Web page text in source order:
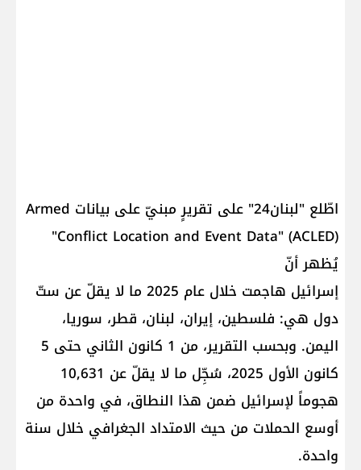
اطّلع "لبنان24" على تقريرٍ مبنيّ على بيانات Armed
Conflict Location and Event Data" (ACLED)"
يُظهر أنّ
إسرائيل هاجمت خلال عام 2025 ما لا يقلّ عن ستّ
دول هي: فلسطين، إيران، لبنان، قطر، سوريا،
اليمن. وبحسب التقرير، من 1 كانون الثاني حتى 5
كانون الأول 2025، سُجِّل ما لا يقلّ عن 10,631
هجوماً لإسرائيل ضمن هذا النطاق، في واحدة من
أوسع الحملات من حيث الامتداد الجغرافي خلال سنة
واحدة.